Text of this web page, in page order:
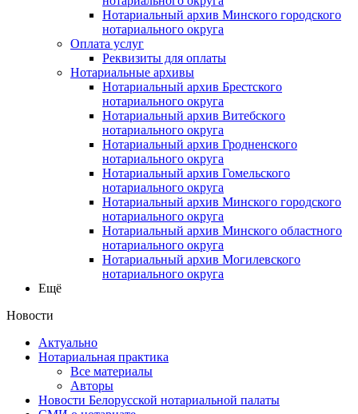
Нотариальный архив Минского городского
нотариального округа
Оплата услуг
Реквизиты для оплаты
Нотариальные архивы
Нотариальный архив Брестского
нотариального округа
Нотариальный архив Витебского
нотариального округа
Нотариальный архив Гродненского
нотариального округа
Нотариальный архив Гомельского
нотариального округа
Нотариальный архив Минского городского
нотариального округа
Нотариальный архив Минского областного
нотариального округа
Нотариальный архив Могилевского
нотариального округа
Ещё
Новости
Актуально
Нотариальная практика
Все материалы
Авторы
Новости Белорусской нотариальной палаты